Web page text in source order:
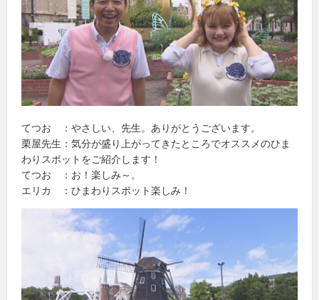
てつお ：やさしい、先生。ありがとうございます。
栗屋先生：気分が盛り上がってきたところでオススメのひま
わりスポットをご紹介します！
てつお ：お！楽しみ～。
エリカ ：ひまわりスポット楽しみ！